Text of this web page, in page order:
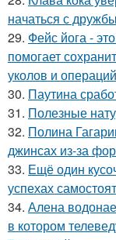
начаться с
29. Фейс йога -
помогает
уколов и
30. Паутина
31. Полезные
32. Полина
джинсах из-за
33. Ещё один
успехах
34. Алена
в котором